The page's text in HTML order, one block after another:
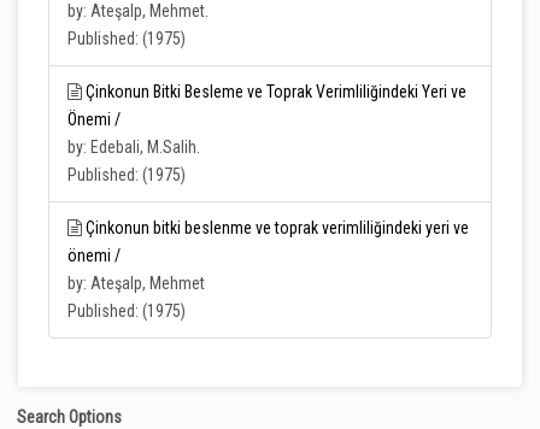
by: Ateşalp, Mehmet.
Published: (1975)
Çinkonun Bitki Besleme ve Toprak Verimliliğindeki Yeri ve
Önemi /
by: Edebali, M.Salih.
Published: (1975)
Çinkonun bitki beslenme ve toprak verimliliğindeki yeri ve
önemi /
by: Ateşalp, Mehmet
Published: (1975)
Search Options